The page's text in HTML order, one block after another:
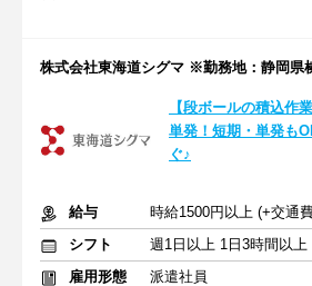
株式会社東海道シグマ ※勤務地：静岡県
【段ボールの積込作
単発！短期・単発も
ぐ♪
給与
時給1500円以上 (+交通
シフト
週1日以上 1日3時間以上
雇用形態
派遣社員